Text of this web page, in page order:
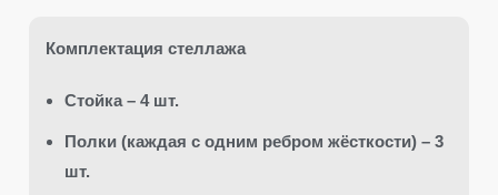
Комплектация стеллажа
Стойка – 4 шт.
Полки (каждая с одним ребром жёсткости) – 3
шт.